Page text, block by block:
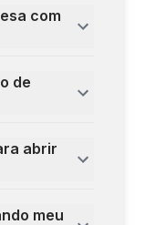
com
de
abrir
meu